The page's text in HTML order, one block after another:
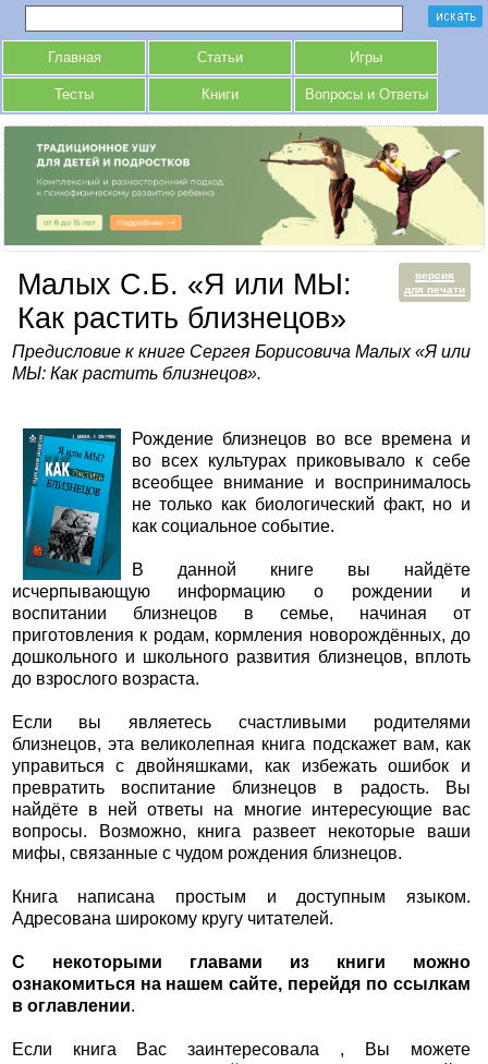
Главная Статьи Игры
Тесты Книги Вопросы и Ответы
версия
для печати
Малых С.Б. «Я или МЫ:
Как растить близнецов»
Предисловие к книге Сергея Борисовича Малых «Я или
МЫ: Как растить близнецов».
Рождение близнецов во все времена и
во всех культурах приковывало к себе
всеобщее внимание и воспринималось
не только как биологический факт, но и
как социальное событие.
В данной книге вы найдёте
исчерпывающую информацию о рождении и
воспитании близнецов в семье, начиная от
приготовления к родам, кормления новорождённых, до
дошкольного и школьного развития близнецов, вплоть
до взрослого возраста.
Если вы являетесь счастливыми родителями
близнецов, эта великолепная книга подскажет вам, как
управиться с двойняшками, как избежать ошибок и
превратить воспитание близнецов в радость. Вы
найдёте в ней ответы на многие интересующие вас
вопросы. Возможно, книга развеет некоторые ваши
мифы, связанные с чудом рождения близнецов.
Книга написана простым и доступным языком.
Адресована широкому кругу читателей.
С некоторыми главами из книги можно
ознакомиться на нашем сайте, перейдя по ссылкам
в оглавлении.
Если книга Вас заинтересовала , Вы можете